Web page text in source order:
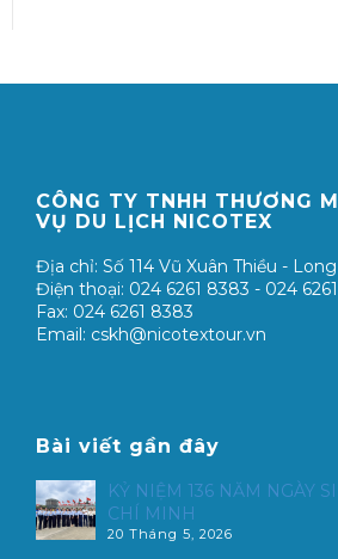
CÔNG TY TNHH THƯƠNG
VỤ DU LỊCH NICOTEX
Địa chỉ: Số 114 Vũ Xuân Thiều -
Điện thoại: 024 6261 8383 - 024
Fax: 024 6261 8383
Email: cskh@nicotextour.vn
Bài viết gần đây
KỶ NIỆM 136 NĂM NGÀY
CHÍ MINH
20 Tháng 5, 2026